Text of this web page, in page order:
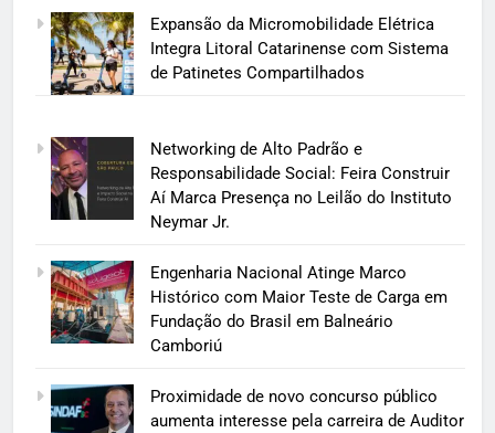
Expansão da Micromobilidade Elétrica
Integra Litoral Catarinense com Sistema
de Patinetes Compartilhados
Networking de Alto Padrão e
Responsabilidade Social: Feira Construir
Aí Marca Presença no Leilão do Instituto
Neymar Jr.
Engenharia Nacional Atinge Marco
Histórico com Maior Teste de Carga em
Fundação do Brasil em Balneário
Camboriú
Proximidade de novo concurso público
aumenta interesse pela carreira de Auditor